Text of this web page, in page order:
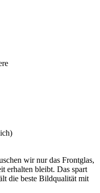
wir nur das Frontglas,
erhalten bleibt. Das spart
die beste Bildqualität mit